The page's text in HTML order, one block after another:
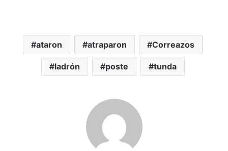
ataron atraparon Correazos
ladrón poste tunda